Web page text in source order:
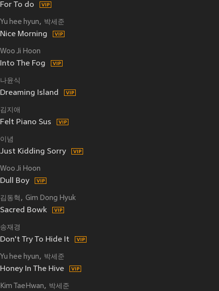
For To do
Yu hee hyun 박세준
Nice Morning
Woo Ji Hoon
Into The Fog
나윤식
Dreaming Island
김지애
Felt Piano Sus
이념
Just Kidding Sorry
Woo Ji Hoon
Dull Boy
김동혁 Gim Dong Hyuk
Sacred Bowk
송재경
Don't Try To Hide It
Yu hee hyun 박세준
Honey In The Hive
Kim TaeHwan 박세준